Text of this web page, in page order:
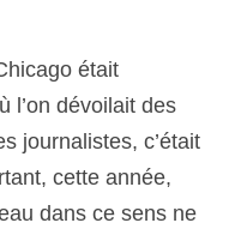
était
l’on dévoilait des
journalistes, c’était
cette année,
dans ce sens ne